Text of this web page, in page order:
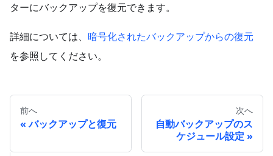
ターにバックアップを復元できます。
詳細については、 暗号化されたバックアップからの復元
を参照してください。
前へ
バックアップと復元
次へ
自動バックアップのス
ケジュール設定